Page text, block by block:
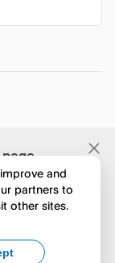
and
partners to
other sites.